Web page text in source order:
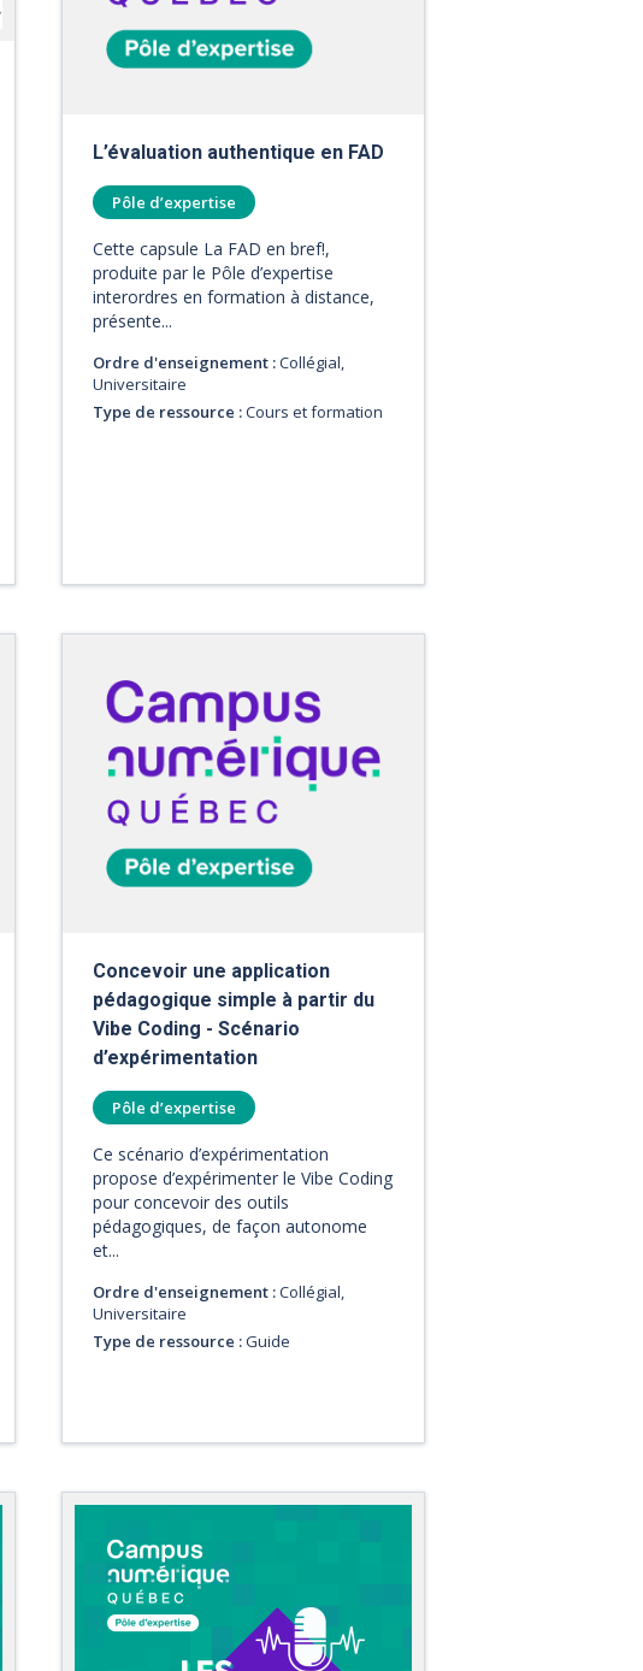
L’évaluation authentique en FAD
Pôle d’expertise
Cette capsule La FAD en bref!,
produite par le Pôle d’expertise
interordres en formation à distance,
présente...
Ordre d'enseignement :Collégial,
Universitaire
Type de ressource :Cours et formation
Concevoir une application
pédagogique simple à partir du
Vibe Coding - Scénario
d’expérimentation
Pôle d’expertise
Ce scénario d’expérimentation
propose d’expérimenter le Vibe Coding
pour concevoir des outils
pédagogiques, de façon autonome
et...
Ordre d'enseignement :Collégial,
Universitaire
Type de ressource :Guide